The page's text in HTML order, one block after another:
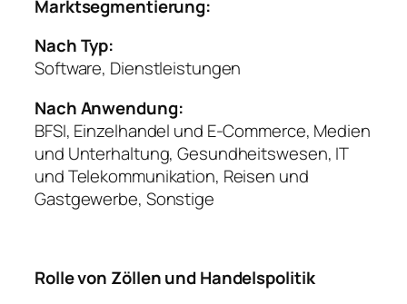
Marktsegmentierung:
Nach Typ:
Software, Dienstleistungen
Nach Anwendung:
BFSI, Einzelhandel und E-Commerce, Medien
und Unterhaltung, Gesundheitswesen, IT
und Telekommunikation, Reisen und
Gastgewerbe, Sonstige
Rolle von Zöllen und Handelspolitik